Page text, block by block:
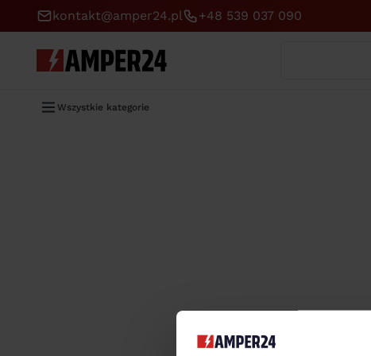
kontakt@amper24.pl +48 539 037 090
Wszystkie kategorie